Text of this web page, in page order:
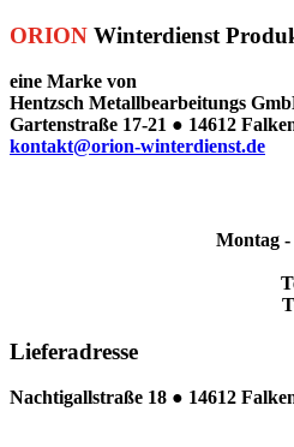
ORION Winterdienst
eine Marke von
Hentzsch Metallbearbeitungs
Gartenstraße 17-21 ● 14612
kontakt@orion-winterdienst.de
Montag -
Lieferadresse
Nachtigallstraße 18 ● 14612